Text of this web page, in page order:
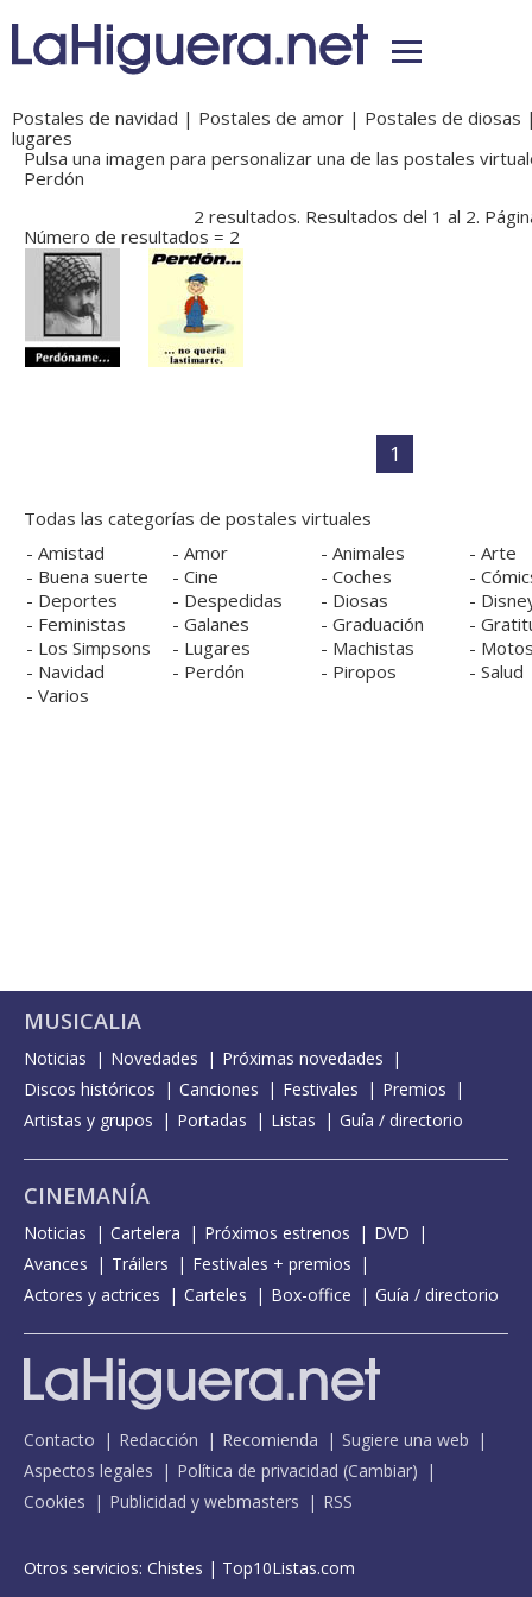
Postales de navidad | Postales de amor | Postales de diosas
lugares
Pulsa una imagen para personalizar una de las postales
Perdón
2 resultados. Resultados del 1 al 2.
Número de resultados = 2
1
Todas las categorías de postales virtuales
- Amistad - Amor - Animales - Arte
- Buena suerte - Cine - Coches -
- Deportes - Despedidas - Diosas -
- Feministas - Galanes - Graduación -
- Los Simpsons - Lugares - Machistas -
- Navidad - Perdón - Piropos - Salud
- Varios
MUSICALIA
Noticias Novedades
Próximas novedades
Discos históricos
Canciones Festivales
Premios
Artistas y grupos
Portadas Listas Guía / directorio
CINEMANÍA
Noticias Cartelera Próximos estrenos
DVD
Avances
Tráilers
Festivales + premios
Actores y actrices
Carteles Box-office Guía / directorio
Contacto Redacción Recomienda
Sugiere una web
Aspectos legales
Política de privacidad (Cambiar)
Cookies
Publicidad y webmasters RSS
Otros servicios: Chistes | Top10Listas.com